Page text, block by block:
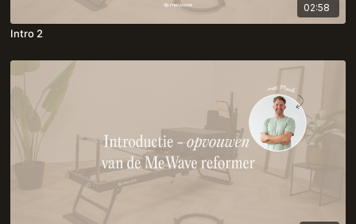
02:58
Intro 2